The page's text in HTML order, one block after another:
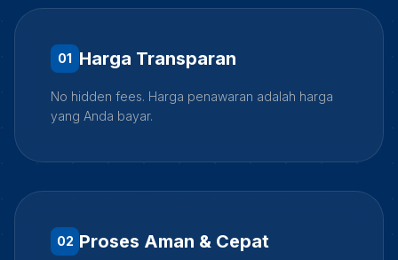
01 Harga Transparan
No hidden fees. Harga penawaran adalah harga
yang Anda bayar.
02 Proses Aman & Cepat